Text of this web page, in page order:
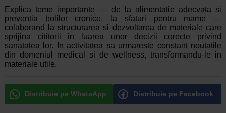
Explica teme importante — de la alimentatie adecvata si
preventia bolilor cronice, la sfaturi pentru mame —
colaborand la structurarea si dezvoltarea de materiale care
sprijina cititorii in luarea unor decizii corecte privind
sanatatea lor. In activitatea sa urmareste constant noutatile
din domeniul medical si de wellness, transformandu-le in
materiale utile.
Distribuie pe WhatsApp Distribuie pe Facebook